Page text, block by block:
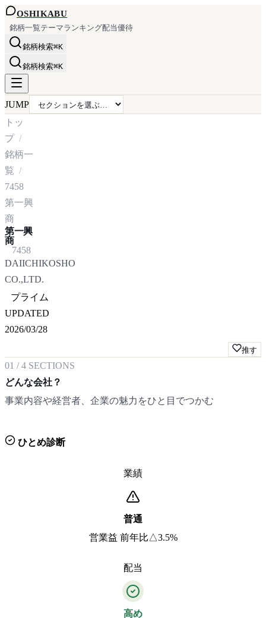
OSHIKABU
銘柄一覧テーマランキング配当優待
銘柄検索⌘K
銘柄検索⌘K
JUMP
トッ
プ
銘柄一
覧
7458
第一興
商
第一興
商
7458
DAIICHIKOSHO
CO.,LTD.
プライム
UPDATED
2026/03/28
推す
01 /4 SECTIONS
どんな会社？
事業内容や経営者、企業の魅力をひと目でつかむ
ひとめ診断
業績
普通
営業益 前年比△3.5%
配当
高め